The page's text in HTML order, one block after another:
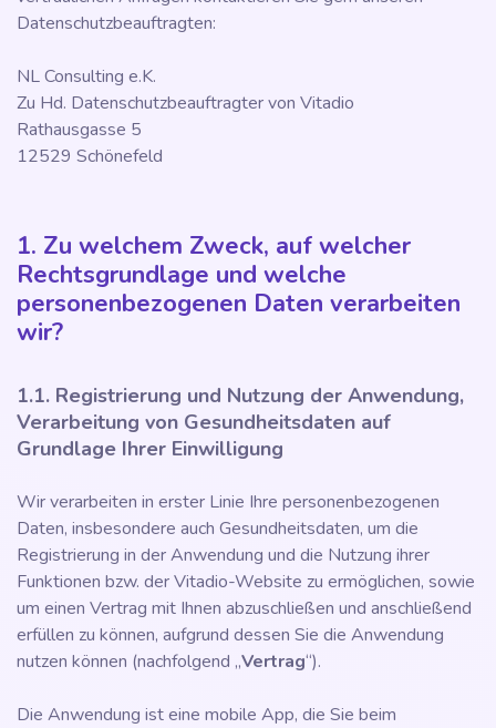
Datenschutzbeauftragten:
NL Consulting e.K.
Zu Hd. Datenschutzbeauftragter von Vitadio
Rathausgasse 5
12529 Schönefeld
1. Zu welchem Zweck, auf welcher
Rechtsgrundlage und welche
personenbezogenen Daten verarbeiten
wir?
1.1. Registrierung und Nutzung der Anwendung,
Verarbeitung von Gesundheitsdaten auf
Grundlage Ihrer Einwilligung
Wir verarbeiten in erster Linie Ihre personenbezogenen
Daten, insbesondere auch Gesundheitsdaten, um die
Registrierung in der Anwendung und die Nutzung ihrer
Funktionen bzw. der Vitadio-Website zu ermöglichen, sowie
um einen Vertrag mit Ihnen abzuschließen und anschließend
erfüllen zu können, aufgrund dessen Sie die Anwendung
nutzen können (nachfolgend „Vertrag“).
Die Anwendung ist eine mobile App, die Sie beim